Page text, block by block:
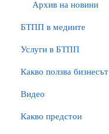
Архив на новини
БTПП в медиите
Услуги в БТПП
Какво ползва бизнесът
Видео
Какво предстои